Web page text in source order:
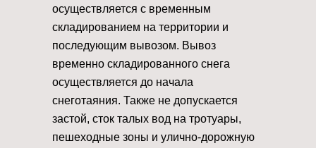
осуществляется с временным
складированием на территории и
последующим вывозом. Вывоз
временно складированного снега
осуществляется до начала
снеготаяния. Также не допускается
застой, сток талых вод на тротуары,
пешеходные зоны и улично-дорожную